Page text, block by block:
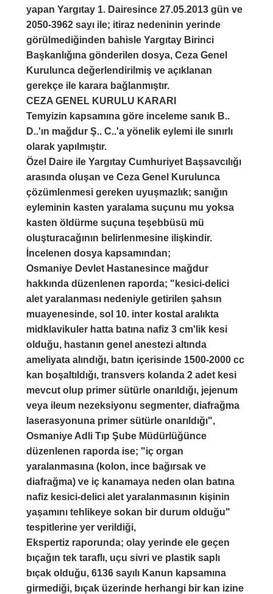
yapan Yargıtay 1. Dairesince 27.05.2013 gün ve
2050-3962 sayı ile; itiraz nedeninin yerinde
görülmediğinden bahisle Yargıtay Birinci
Başkanlığına gönderilen dosya, Ceza Genel
Kurulunca değerlendirilmiş ve açıklanan
gerekçe ile karara bağlanmıştır.
CEZA GENEL KURULU KARARI
Temyizin kapsamına göre inceleme sanık B..
D..'ın mağdur Ş.. C..'a yönelik eylemi ile sınırlı
olarak yapılmıştır.
Özel Daire ile Yargıtay Cumhuriyet Başsavcılığı
arasında oluşan ve Ceza Genel Kurulunca
çözümlenmesi gereken uyuşmazlık; sanığın
eyleminin kasten yaralama suçunu mu yoksa
kasten öldürme suçuna teşebbüsü mü
oluşturacağının belirlenmesine ilişkindir.
İncelenen dosya kapsamından;
Osmaniye Devlet Hastanesince mağdur
hakkında düzenlenen raporda; "kesici-delici
alet yaralanması nedeniyle getirilen şahsın
muayenesinde, sol 10. inter kostal aralıkta
midklavikuler hatta batına nafiz 3 cm'lik kesi
olduğu, hastanın genel anestezi altında
ameliyata alındığı, batın içerisinde 1500-2000 cc
kan boşaltıldığı, transvers kolanda 2 adet kesi
mevcut olup primer sütürle onarıldığı, jejenum
veya ileum nezeksiyonu segmenter, diafrağma
laserasyonuna primer sütürle onarıldığı",
Osmaniye Adli Tıp Şube Müdürlüğünce
düzenlenen raporda ise; "iç organ
yaralanmasına (kolon, ince bağırsak ve
diafrağma) ve iç kanamaya neden olan batına
nafiz kesici-delici alet yaralanmasının kişinin
yaşamını tehlikeye sokan bir durum olduğu"
tespitlerine yer verildiği,
Ekspertiz raporunda; olay yerinde ele geçen
bıçağın tek taraflı, uçu sivri ve plastik saplı
bıçak olduğu, 6136 sayılı Kanun kapsamına
girmediği, bıçak üzerinde herhangi bir kan izine